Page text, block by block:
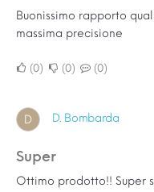
Buonissimo rapporto
massima precisione
0 0 0
D D. Bombarda
Super
Ottimo prodotto!! Super